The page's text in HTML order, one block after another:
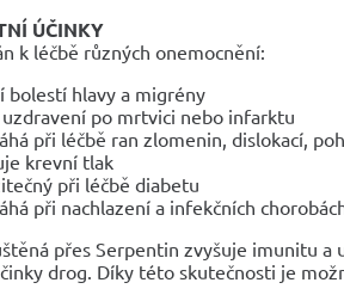
ÚČINKY
k léčbě různých onemocnění:
bolestí hlavy a migrény
po mrtvici nebo infarktu
při léčbě ran zlomenin, dislokací,
krevní tlak
při léčbě diabetu
při nachlazení a infekčních
přes Serpentin zvyšuje imunitu
drog. Díky této skutečnosti je